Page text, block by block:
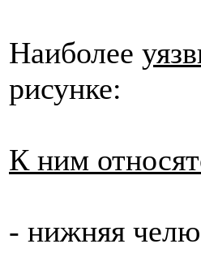
Наиболее
рисунке:
К ним
- нижняя